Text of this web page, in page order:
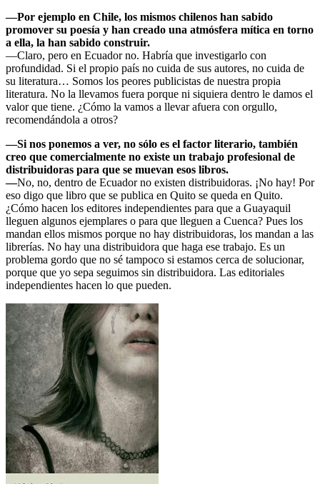
—Por ejemplo en Chile, los mismos chilenos han sabido
promover su poesía y han creado una atmósfera mítica en torno
a ella, la han sabido construir.
—Claro, pero en Ecuador no. Habría que investigarlo con
profundidad. Si el propio país no cuida de sus autores, no cuida de
su literatura… Somos los peores publicistas de nuestra propia
literatura. No la llevamos fuera porque ni siquiera dentro le damos el
valor que tiene. ¿Cómo la vamos a llevar afuera con orgullo,
recomendándola a otros?
—Si nos ponemos a ver, no sólo es el factor literario, también
creo que comercialmente no existe un trabajo profesional de
distribuidoras para que se muevan esos libros.
—No, no, dentro de Ecuador no existen distribuidoras. ¡No hay! Por
eso digo que libro que se publica en Quito se queda en Quito.
¿Cómo hacen los editores independientes para que a Guayaquil
lleguen algunos ejemplares o para que lleguen a Cuenca? Pues los
mandan ellos mismos porque no hay distribuidoras, los mandan a las
librerías. No hay una distribuidora que haga ese trabajo. Es un
problema gordo que no sé tampoco si estamos cerca de solucionar,
porque que yo sepa seguimos sin distribuidora. Las editoriales
independientes hacen lo que pueden.